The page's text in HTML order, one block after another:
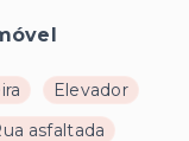
Elevador
asfaltada